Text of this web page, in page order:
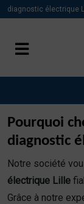
diagnostic électrique
Pourquoi
diagnostic
Notre société
électrique Lille
Grâce à notre
Panneau de